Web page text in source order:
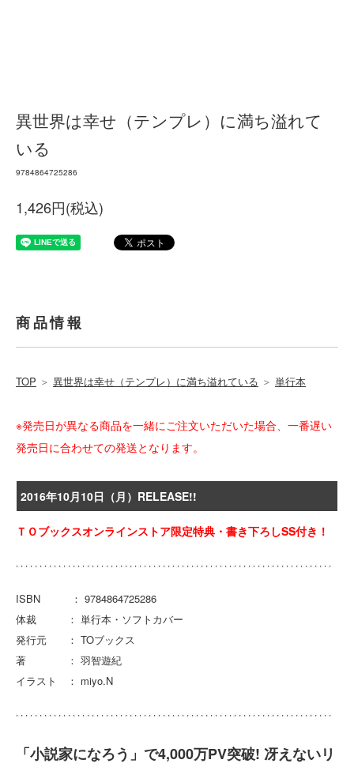
異世界は幸せ（テンプレ）に満ち溢れて
いる
9784864725286
1,426円(税込)
商品情報
TOP ＞ 異世界は幸せ（テンプレ）に満ち溢れている ＞ 単行本
※発売日が異なる商品を一緒にご注文いただいた場合、一番遅い
発売日に合わせての発送となります。
2016年10月10日（月）RELEASE!!
ＴＯブックスオンラインストア限定特典・書き下ろしSS付き！
ISBN ： 9784864725286
体裁 ： 単行本・ソフトカバー
発行元 ： TOブックス
著 ： 羽智遊紀
イラスト ： miyo.N
「小説家になろう」で4,000万PV突破! 冴えないリ